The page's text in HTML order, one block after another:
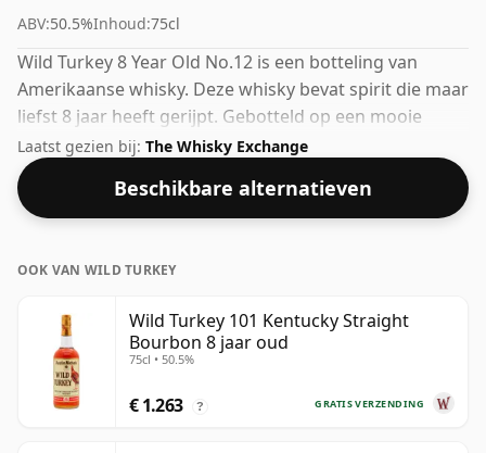
ABV:50.5%Inhoud:75cl
Wild Turkey 8 Year Old No.12 is een botteling van
Amerikaanse whisky. Deze whisky bevat spirit die maar
liefst 8 jaar heeft gerijpt. Gebotteld op een mooie
drinksterkte van 50,5% wordt deze whisky geleverd in
een fles van 75cl.
Laatst gezien bij: The Whisky Exchange
Beschikbare alternatieven
OOK VAN WILD TURKEY
Wild Turkey 101 Kentucky Straight
Bourbon 8 jaar oud
75cl • 50.5%
GRATIS VERZENDING
€ 1.263 ?